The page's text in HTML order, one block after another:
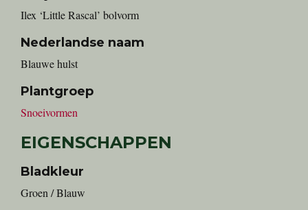
Ilex ‘Little Rascal’ bolvorm
Nederlandse naam
Blauwe hulst
Plantgroep
Snoeivormen
EIGENSCHAPPEN
Bladkleur
Groen / Blauw